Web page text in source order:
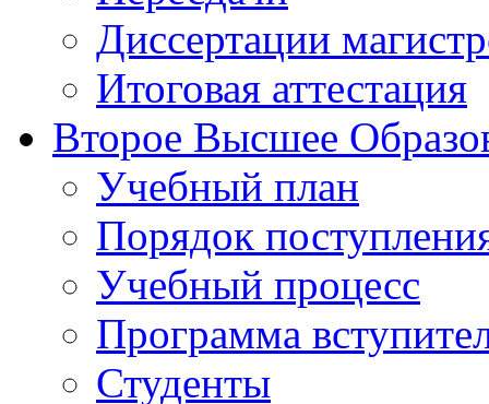
Диссертации
Итоговая аттестация
Второе Высшее
Учебный план
Порядок
Учебный процесс
Программа
Студенты